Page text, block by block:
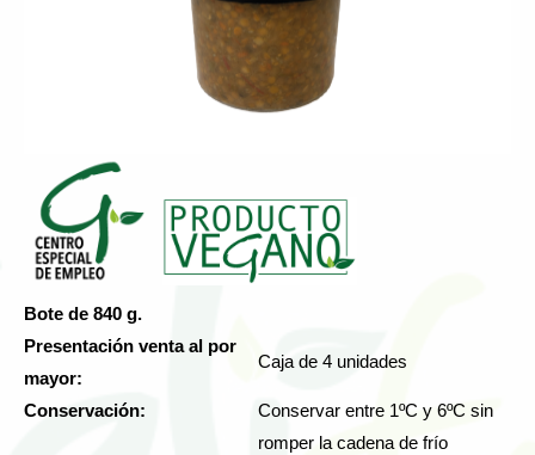
Bote de 840 g.
Presentación venta al por
mayor:
Caja de 4 unidades
Conservación:
Conservar entre 1ºC y 6ºC sin
romper la cadena de frío